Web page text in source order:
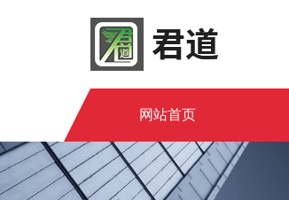
网站首页